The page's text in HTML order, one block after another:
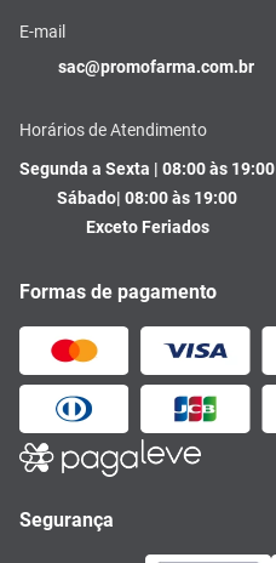
E-mail
sac@promofarma.com.br
Horários de Atendimento
Segunda a Sexta | 08:00 às 19:00
Sábado| 08:00 às 19:00
Exceto Feriados
Formas de pagamento
Segurança